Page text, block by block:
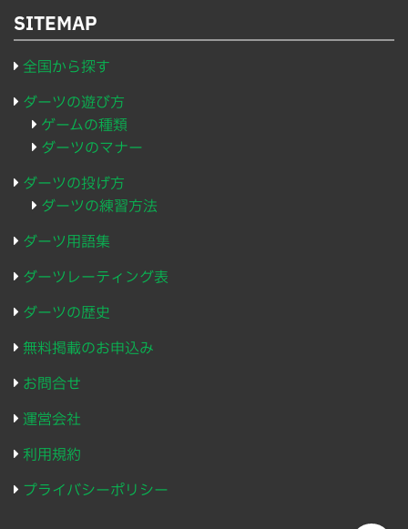
SITEMAP
全国から探す
ダーツの遊び方
ゲームの種類
ダーツのマナー
ダーツの投げ方
ダーツの練習方法
ダーツ用語集
ダーツレーティング表
ダーツの歴史
無料掲載のお申込み
お問合せ
運営会社
利用規約
プライバシーポリシー